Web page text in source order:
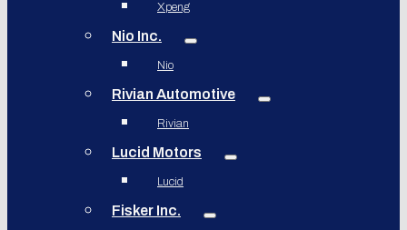
Xpeng
Nio Inc.
Nio
Rivian Automotive
Rivian
Lucid Motors
Lucid
Fisker Inc.